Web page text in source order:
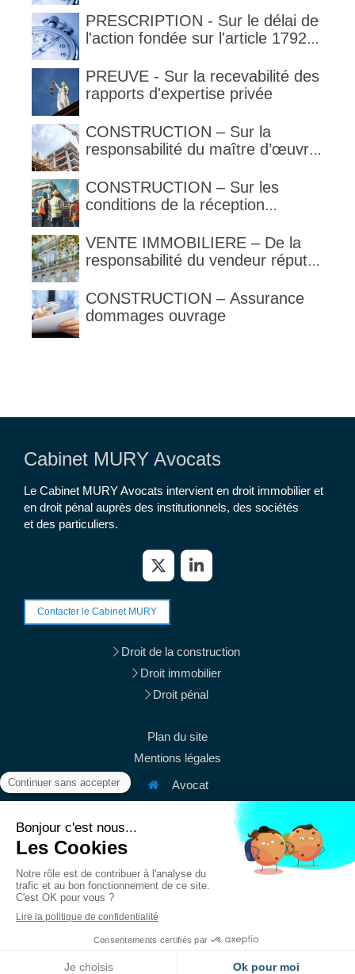
PRESCRIPTION - Sur le délai de
l'action fondée sur l'article 1792-
PREUVE - Sur la recevabilité des
rapports d'expertise privée
CONSTRUCTION – Sur la
responsabilité du maître d’œuvre
l’architecte supporte une
obligation de contrôle étendu
CONSTRUCTION – Sur les
conditions de la réception
VENTE IMMOBILIERE – De la
responsabilité du vendeur réputé
1792 et suivants du code civil
CONSTRUCTION – Assurance
dommages ouvrage
Cabinet MURY Avocats
Le Cabinet MURY Avocats intervient en droit immobilier et
en droit pénal auprès des institutionnels, des sociétés
et des particuliers.
Contacter le Cabinet MURY
Droit de la construction
Droit immobilier
Droit pénal
Plan du site
Mentions légales
Avocat
38 rue du Mont Thabor
Afficher le téléphone
contact@mury-avocats.fr
DuLundiauVendredi
Création et référencement du site par Simplébo